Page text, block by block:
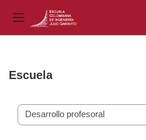
Pánel lateral
Escuela
Categorías